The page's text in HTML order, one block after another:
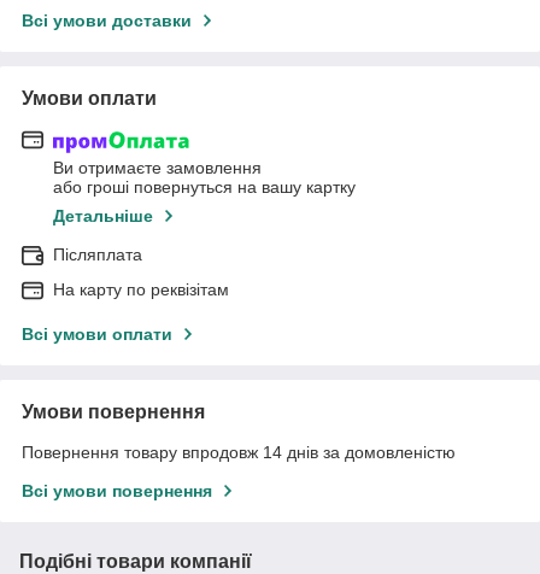
Всі умови доставки
Умови оплати
Ви отримаєте замовлення
або гроші повернуться на вашу картку
Детальніше
Післяплата
На карту по реквізітам
Всі умови оплати
Умови повернення
Повернення товару впродовж 14 днів за домовленістю
Всі умови повернення
Подібні товари компанії